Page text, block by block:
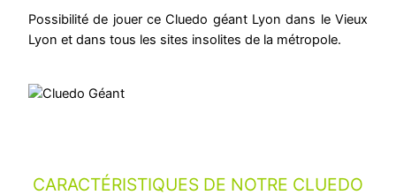
Possibilité de jouer ce Cluedo géant Lyon dans le Vieux
Lyon et dans tous les sites insolites de la métropole.
CARACTÉRISTIQUES DE NOTRE CLUEDO